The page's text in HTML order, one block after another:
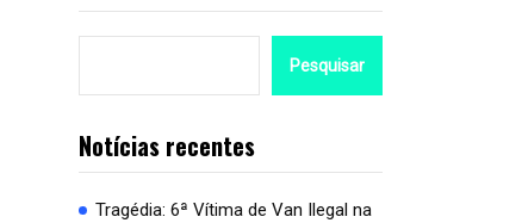
Pesquisar
Notícias recentes
Tragédia: 6ª Vítima de Van Ilegal na